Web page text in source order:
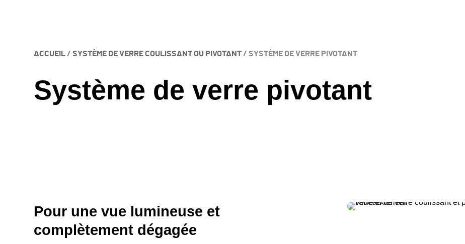
ACCUEIL /SYSTÈME DE VERRE COULISSANT OU PIVOTANT /SYSTÈME DE VERRE PIVOTANT
Système de verre pivotant
Pour une vue lumineuse et
complètement dégagée